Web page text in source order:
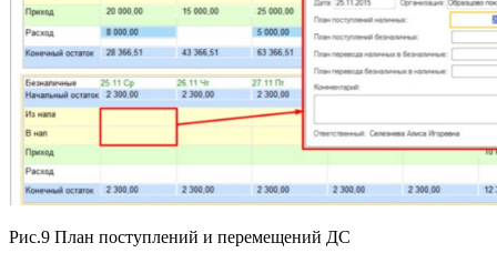
Рис.9 План поступлений и перемещений ДС